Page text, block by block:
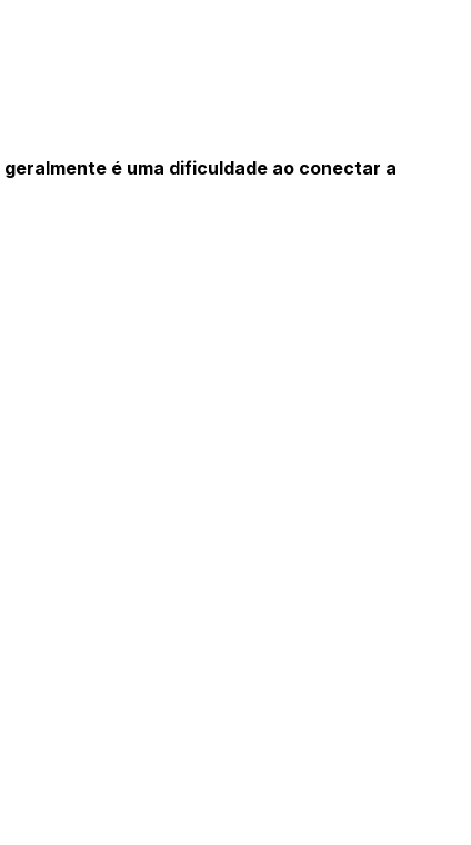
geralmente é uma dificuldade ao conectar a